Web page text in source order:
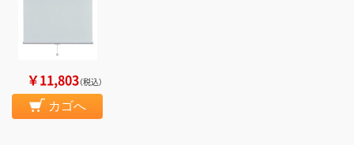
￥11,803（税込）
カゴへ